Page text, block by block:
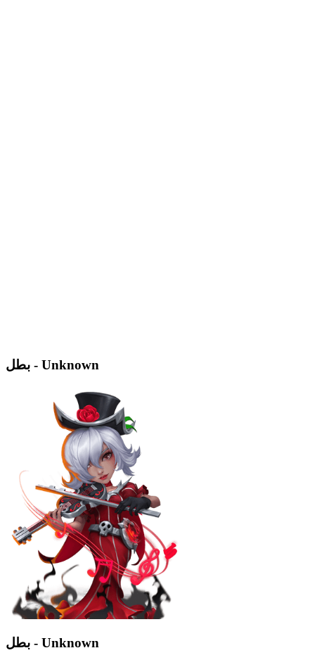
بطل - Unknown
بطل - Unknown